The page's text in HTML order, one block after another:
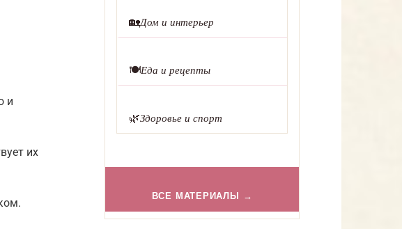
и
их
🏡Дом и интерьер
🍽️Еда и рецепты
🌿Здоровье и спорт
ВСЕ МАТЕРИАЛЫ →